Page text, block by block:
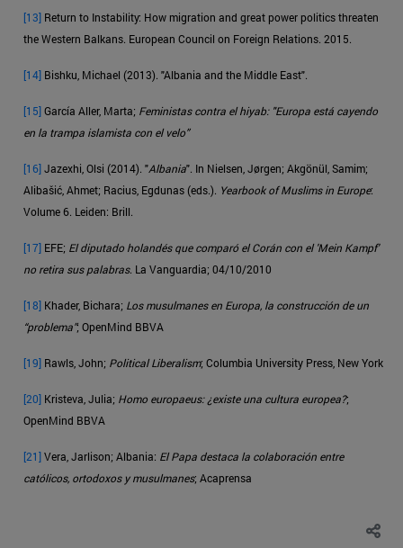
[13] Return to Instability: How migration and great power politics threaten
the Western Balkans. European Council on Foreign Relations. 2015.
[14] Bishku, Michael (2013). "Albania and the Middle East".
[15]García Aller, Marta; Feministas contra el hiyab: "Europa está cayendo
en la trampa islamista con el velo”
[16]Jazexhi, Olsi (2014). "Albania". In Nielsen, Jørgen; Akgönül, Samim;
Alibašić, Ahmet; Racius, Egdunas (eds.). Yearbook of Muslims in Europe:
Volume 6. Leiden: Brill.
[17] EFE; El diputado holandés que comparó el Corán con el 'Mein Kampf'
no retira sus palabras. La Vanguardia; 04/10/2010
[18] Khader, Bichara; Los musulmanes en Europa, la construcción de un
“problema”; OpenMind BBVA
[19] Rawls, John; Political Liberalism; Columbia University Press, New York
[20] Kristeva, Julia; Homo europaeus: ¿existe una cultura europea?;
OpenMind BBVA
[21]Vera, Jarlison; Albania: El Papa destaca la colaboración entre
católicos, ortodoxos y musulmanes; Acaprensa